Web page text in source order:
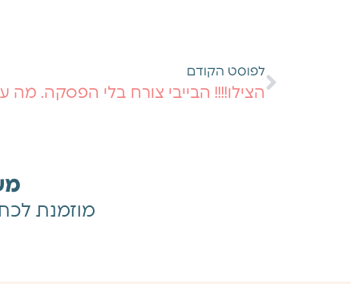
סימפיזיוליזיס! מה זה בכלל? ספיר
גולדברג
לפוסט הקודם
הצילו!!!! הבייבי צורח בלי הפסקה. מה
מוזמנת